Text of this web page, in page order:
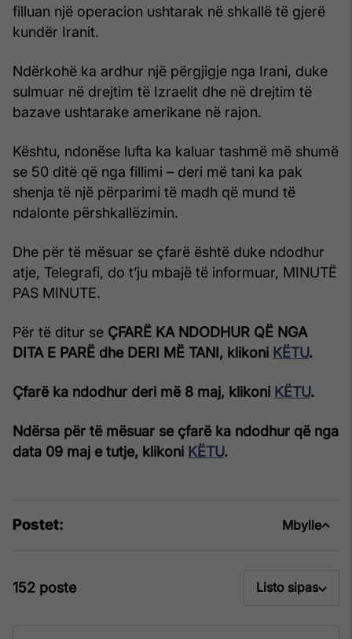
filluan një operacion ushtarak në shkallë të gjerë
kundër Iranit.
Ndërkohë ka ardhur një përgjigje nga Irani, duke
sulmuar në drejtim të Izraelit dhe në drejtim të
bazave ushtarake amerikane në rajon.
Kështu, ndonëse lufta ka kaluar tashmë më shumë
se 50 ditë që nga fillimi – deri më tani ka pak
shenja të një përparimi të madh që mund të
ndalonte përshkallëzimin.
Dhe për të mësuar se çfarë është duke ndodhur
atje, Telegrafi, do t’ju mbajë të informuar, MINUTË
PAS MINUTE.
Për të ditur se ÇFARË KA NDODHUR QË NGA
DITA E PARË dhe DERI MË TANI, klikoni KËTU.
Çfarë ka ndodhur deri më 8 maj, klikoni KËTU.
Ndërsa për të mësuar se çfarë ka ndodhur që nga
data 09 maj e tutje, klikoni KËTU.
Postet: Mbylle
152 poste Listo sipas